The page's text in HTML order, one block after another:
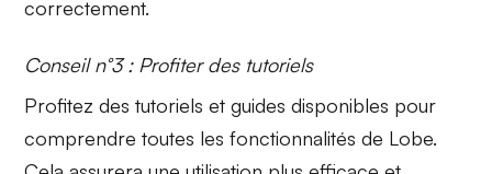
correctement.
Conseil n°3 : Profiter des tutoriels
Profitez destutoriels et guides disponibles pour
comprendre toutes les fonctionnalités de Lobe.